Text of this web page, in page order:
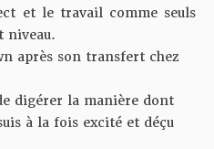
et le travail comme seuls
niveau.
après son transfert chez
digérer la manière dont
à la fois excité et déçu